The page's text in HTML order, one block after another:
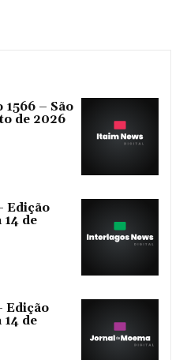
– São
de 2026
Edição
14 de
Edição
14 de